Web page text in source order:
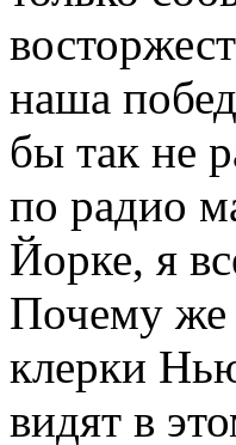
наша
бы так не
по радио
Йорке, я
Почему же
клерки
видят в